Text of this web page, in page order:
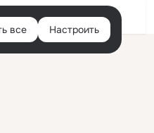
все Настроить